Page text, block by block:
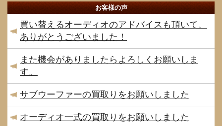
お客様の声
買い替えるオーディオのアドバイスも頂いて、
ありがとうございました！
また機会がありましたらよろしくお願いしま
す。
サブウーファーの買取りをお願いしました
オーディオ一式の買取りをお願いしました